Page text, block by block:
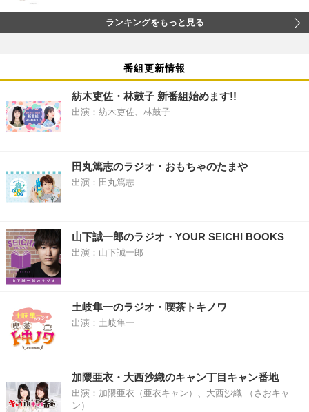
ランキングをもっと見る
番組更新情報
紡木吏佐・林鼓子 新番組始めます!!
出演：紡木吏佐、林鼓子
田丸篤志のラジオ・おもちゃのたまや
出演：田丸篤志
山下誠一郎のラジオ・YOUR SEICHI BOOKS
出演：山下誠一郎
土岐隼一のラジオ・喫茶トキノワ
出演：土岐隼一
加隈亜衣・大西沙織のキャン丁目キャン番地
出演：加隈亜衣（亜衣キャン）、大西沙織 （さおキャ
ン）